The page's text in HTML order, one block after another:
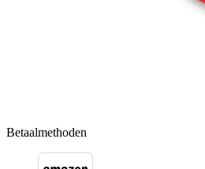
Betaalmethoden